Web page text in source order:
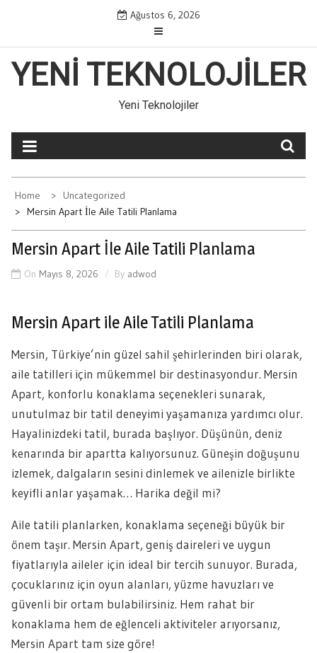
content
Ağustos 6, 2026
YENI TEKNOLOJILER
Yeni Teknolojiler
Home
Uncategorized
Mersin Apart İle Aile Tatili Planlama
Mersin Apart İle Aile Tatili Planlama
On Mayıs 8, 2026 By adwod
Mersin Apart ile Aile Tatili Planlama
Mersin, Türkiye’nin güzel sahil şehirlerinden biri olarak,
aile tatilleri için mükemmel bir destinasyondur. Mersin
Apart, konforlu konaklama seçenekleri sunarak,
unutulmaz bir tatil deneyimi yaşamanıza yardımcı olur.
Hayalinizdeki tatil, burada başlıyor. Düşünün, deniz
kenarında bir apartta kalıyorsunuz. Güneşin doğuşunu
izlemek, dalgaların sesini dinlemek ve ailenizle birlikte
keyifli anlar yaşamak… Harika değil mi?
Aile tatili planlarken, konaklama seçeneği büyük bir
önem taşır. Mersin Apart, geniş daireleri ve uygun
fiyatlarıyla aileler için ideal bir tercih sunuyor. Burada,
çocuklarınız için oyun alanları, yüzme havuzları ve
güvenli bir ortam bulabilirsiniz. Hem rahat bir
konaklama hem de eğlenceli aktiviteler arıyorsanız,
Mersin Apart tam size göre!